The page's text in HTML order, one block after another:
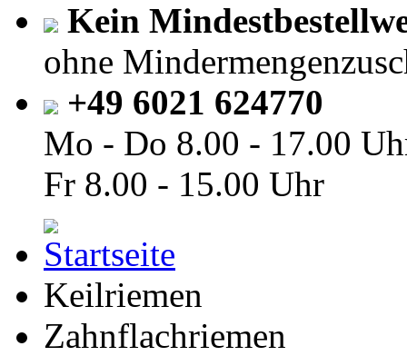
Kein
ohne
+49 6021 624770
Mo - Do 8.00 - 17.00
Fr 8.00 - 15.00 Uhr
Keilriemen
Zahnflachriemen